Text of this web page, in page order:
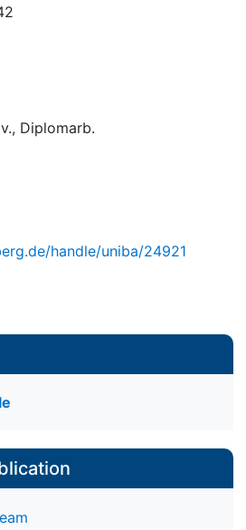
Diplomarb.
handle/uniba/24921